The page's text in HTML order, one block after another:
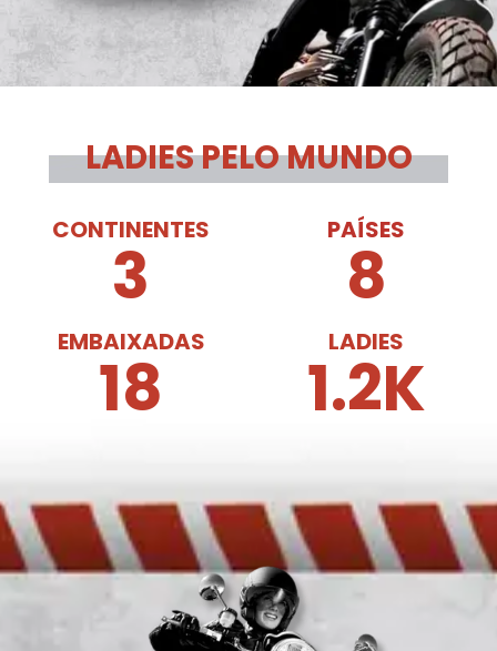
LADIES PELO MUNDO
CONTINENTES
3
PAÍSES
8
EMBAIXADAS
18
LADIES
1.3K